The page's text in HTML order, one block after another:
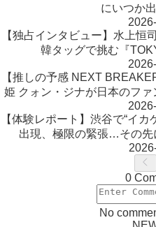
にいつか
【独占インタビュー】水上
韓タッグで挑む『
【推しの予感 NEXT
姫 クォン・ジナが日本のフ
【体験レポート】渋谷で“イ
出現、極限の緊張…その先
0
No